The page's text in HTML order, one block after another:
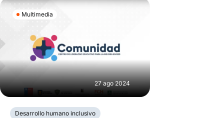
Multimedia
27 ago 2024
Desarrollo humano inclusivo